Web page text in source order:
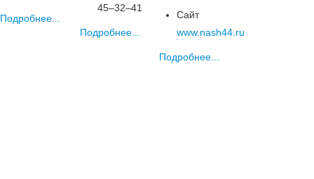
Подробнее...
45‒32‒41
Подробнее...
Сайт
www.nash44.ru
Подробнее...